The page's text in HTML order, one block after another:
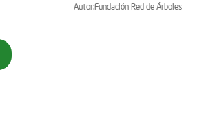
Autor:Fundación Red de Árboles